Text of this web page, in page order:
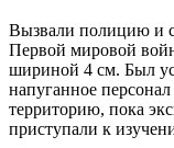
Вызвали полицию и
Первой мировой
шириной 4 см. Был
напуганное
территорию, пока
приступали к